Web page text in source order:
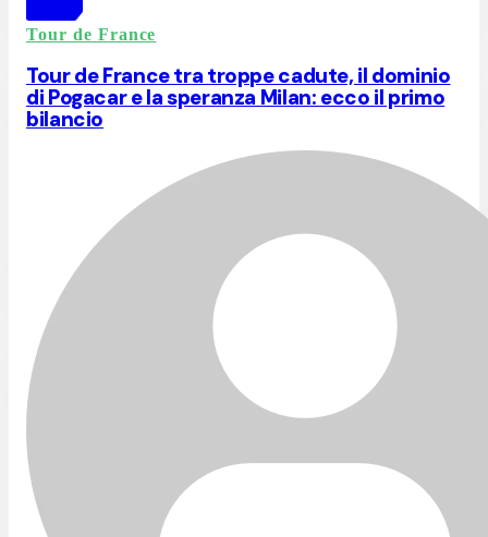
Tour de France
Tour de France tra troppe cadute, il dominio
di Pogacar e la speranza Milan: ecco il primo
bilancio